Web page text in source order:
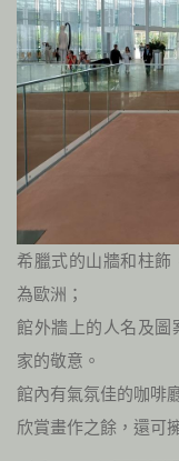
希臘式的山牆和柱飾
為歐洲；
館外牆上的人名及圖
家的敬意。
館內有氣氛佳的咖啡
欣賞畫作之餘，還可